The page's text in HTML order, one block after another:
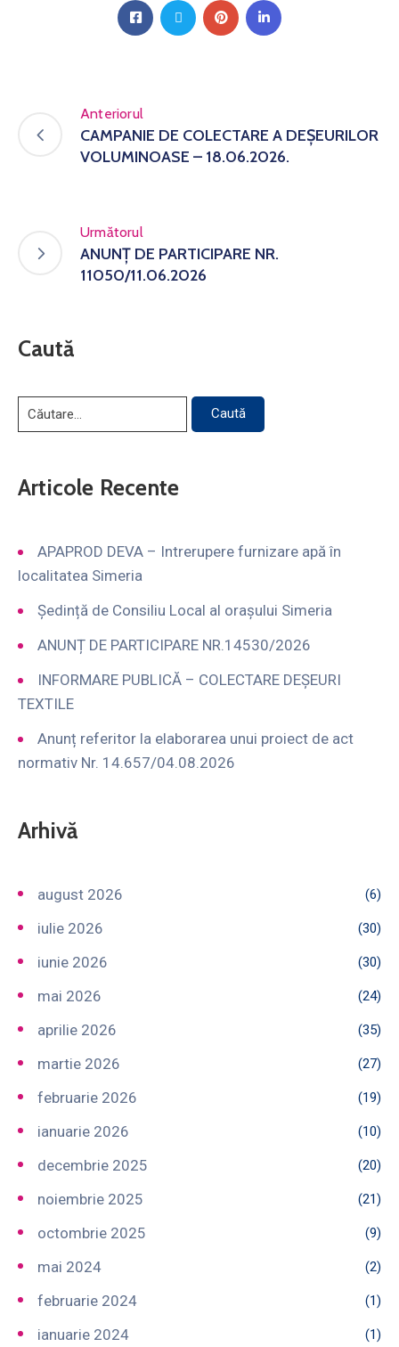
Anteriorul
CAMPANIE DE COLECTARE A DEȘEURILOR
VOLUMINOASE – 18.06.2026.
Următorul
ANUNȚ DE PARTICIPARE NR.
11050/11.06.2026
Caută
Articole Recente
APAPROD DEVA – Intrerupere furnizare apă în
localitatea Simeria
Ședință de Consiliu Local al orașului Simeria
ANUNȚ DE PARTICIPARE NR.14530/2026
INFORMARE PUBLICĂ – COLECTARE DEȘEURI
TEXTILE
Anunț referitor la elaborarea unui proiect de act
normativ Nr. 14.657/04.08.2026
Arhivă
august 2026 (6)
iulie 2026 (30)
iunie 2026 (30)
mai 2026 (24)
aprilie 2026 (35)
martie 2026 (27)
februarie 2026 (19)
ianuarie 2026 (10)
decembrie 2025 (20)
noiembrie 2025 (21)
octombrie 2025 (9)
mai 2024 (2)
februarie 2024 (1)
ianuarie 2024 (1)